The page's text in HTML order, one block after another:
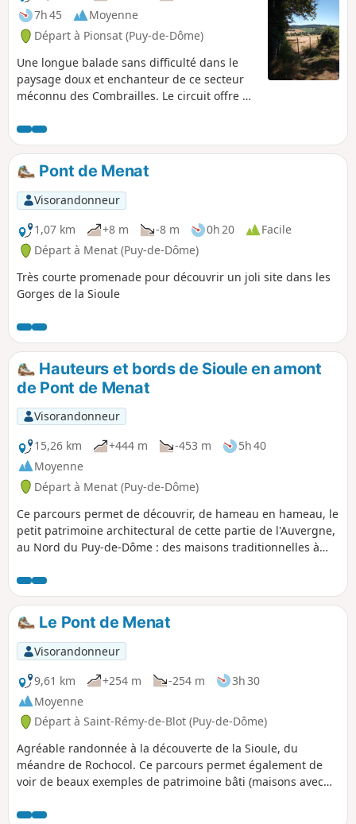
7h 45
Moyenne
Départ à Pionsat (Puy-de-Dôme)
Une longue balade sans difficulté dans le
paysage doux et enchanteur de ce secteur
méconnu des Combrailles. Le circuit offre de
bosselée et verdoyante. Il vous permettra
également d'apprécier la fraîcheur des
vallons ainsi que le bâti traditionnel des
Combrailles, encore bien présent dans les
hameaux que vous traverserez. À la belle
saison, vous pourrez admirer les majestueux
vols de rapaces au-dessus des prés.
Ambiance bucolique garantie.
Pont de Menat
Visorandonneur
1,07 km
+8 m -8 m 0h 20
Facile
Départ à Menat (Puy-de-Dôme)
Très courte promenade pour découvrir un joli site dans les
Gorges de la Sioule
Hauteurs et bords de Sioule en amont
de Pont de Menat
Visorandonneur
15,26 km
+444 m -453 m
5h 40
Moyenne
Départ à Menat (Puy-de-Dôme)
Ce parcours permet de découvrir, de hameau en hameau, le
petit patrimoine architectural de cette partie de l'Auvergne,
au Nord du Puy-de-Dôme : des maisons traditionnelles à
abbaye à Menat, un pont médiéval sur la Sioule.
Le Pont de Menat
Visorandonneur
9,61 km
+254 m -254 m
3h 30
Moyenne
Départ à Saint-Rémy-de-Blot (Puy-de-Dôme)
Agréable randonnée à la découverte de la Sioule, du
méandre de Rochocol. Ce parcours permet également de
voir de beaux exemples de patrimoine bâti (maisons avec
et son méandre mais aussi le Puy de Dôme.